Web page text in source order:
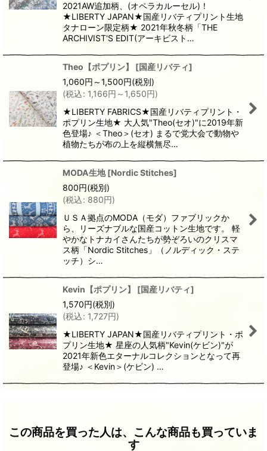
2021AW追加柄、(オペラカルーセル)！
★LIBERTY JAPAN★国産リバティプリント生地
タナローン限定柄★ 2021年秋冬柄「THE
ARCHIVIST'S EDIT(アーキビスト…
Theo【ポプリン】 [国産リバティ]
1,060円 ～1,500円(税別)
(税込: 1,166円 ～1,650円)
★LIBERTY FABRICS★国産リバティプリント・
ポプリン生地★ 大人気"Theo(セオ)"に2019年新
色登場♪ ＜Theo＞(セオ) まるで党大会で動物や
植物たちが布の上を縦横無尽…
MODA生地 [Nordic Stitches]
800円(税別)
(税込: 880円)
ＵＳＡ拠点のMODA（モダ）ファブリックか
ら、リーズナブルな国産コットン生地です。 軽
やかなトナカイさんたちが勢ぞろいのクリスマ
ス柄「Nordic Stitches」（ノルディック・ステ
ッチ）シ…
Kevin【ポプリン】 [国産リバティ]
1,570円(税別)
(税込: 1,727円)
★LIBERTY JAPAN★国産リバティプリント・ポ
プリン生地★ 星座の人気柄"Kevin(ケビン)"が
2021年新色エターナルコレクションとなって再
登場♪ ＜Kevin＞(ケビン) …
この商品を買った人は、こんな商品も買っていま
す